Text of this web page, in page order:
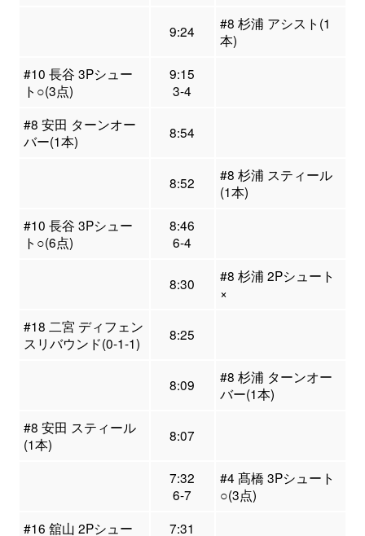
9:24
#8 杉浦 アシスト(1
本)
#10 長谷 3Pシュー
ト○(3点)
9:15
3-4
#8 安田 ターンオー
バー(1本)
8:54
8:52
#8 杉浦 スティール
(1本)
#10 長谷 3Pシュー
ト○(6点)
8:46
6-4
8:30
#8 杉浦 2Pシュート
×
#18 二宮 ディフェン
スリバウンド(0-1-1)
8:25
8:09
#8 杉浦 ターンオー
バー(1本)
#8 安田 スティール
(1本)
8:07
7:32
6-7
#4 髙橋 3Pシュート
○(3点)
#16 舘山 2Pシュー
7:31